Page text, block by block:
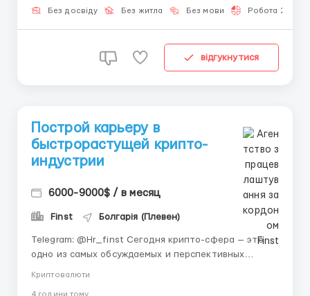
GenTwo — инновационная швейцарская финтех-...
Без досвіду Без житла Без мови Робота 2-3
відгукнутися
Построй карьеру в
быстрорастущей крипто-
индустрии
6000-9000$ / в месяц
Finst Болгарія (Плевен)
Telegram: @Hr_finst Сегодня крипто-сфера — это
одно из самых обсуждаемых и перспективных
Криптовалюти
4 години тому